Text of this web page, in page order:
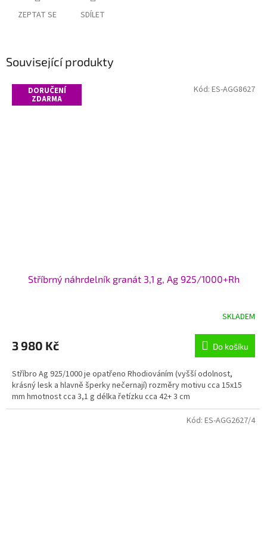
ZEPTAT SE SDÍLET
Související produkty
DORUČENÍ
ZDARMA
Stříbrný náhrdelník granát 3,1 g, Ag 925/1000+Rh
SKLADEM
3 980 Kč Do košíku
Stříbro Ag 925/1000 je opatřeno Rhodiováním (vyšší odolnost,
krásný lesk a hlavně šperky nečernají) rozměry motivu cca 15x15
mm hmotnost cca 3,1 g délka řetízku cca 42+ 3 cm
Kód: ES-AGG8627
Kód: ES-AGG2627/4